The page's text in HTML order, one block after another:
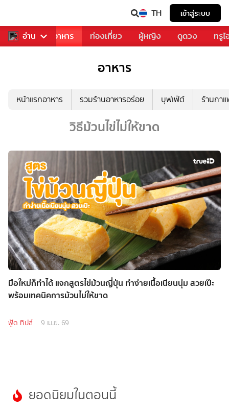
TH เข้าสู่ระบบ
อ่าน
การเพลง อาหาร ท่องเที่ยว ผู้หญิง ดูดวง ทรู
อาหาร
หน้าแรกอาหาร รวมร้านอาหารอร่อย บุฟเฟ่ต์ ร้านกา
วิธีม้วนไข่ไม่ให้ขาด
มือใหม่ก็ทำได้ แจกสูตรไข่ม้วนญี่ปุ่น ทำง่ายเนื้อเนียนนุ่ม สวยเป๊ะ
พร้อมเทคนิคการม้วนไม่ให้ขาด
ฟู้ด ทิปส์ 9 เม.ย. 69
ยอดนิยมในตอนนี้